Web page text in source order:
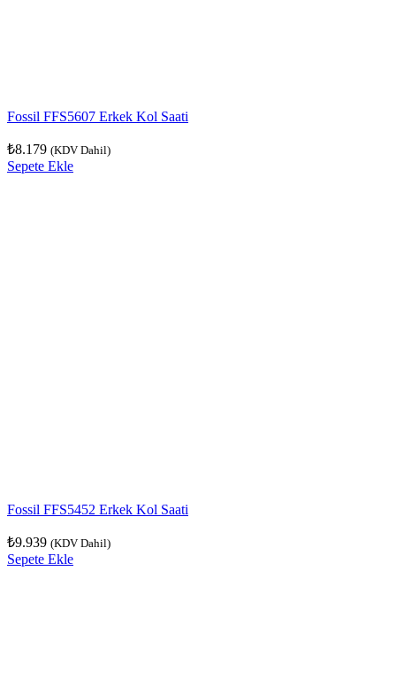
Fossil FFS5607 Erkek Kol Saati
₺8.179 (KDV Dahil)
Sepete Ekle
Fossil FFS5452 Erkek Kol Saati
₺9.939 (KDV Dahil)
Sepete Ekle